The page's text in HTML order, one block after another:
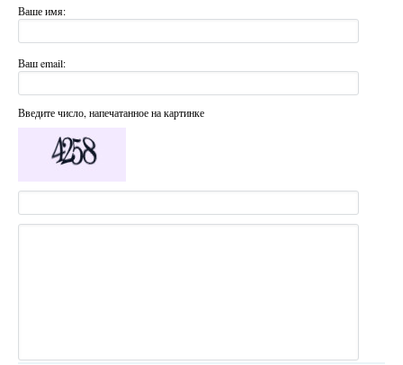
Ваше имя:
Ваш email:
Введите число, напечатанное на картинке